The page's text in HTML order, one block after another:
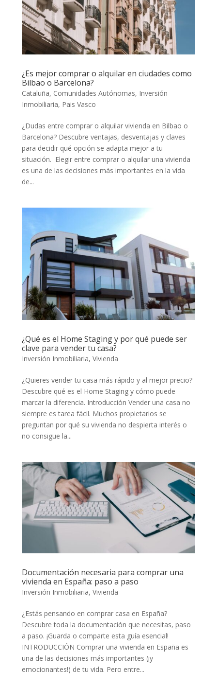
¿Es mejor comprar o alquilar en ciudades como
Bilbao o Barcelona?
Cataluña, Comunidades Autónomas, Inversión
Inmobiliaria, Pais Vasco
¿Dudas entre comprar o alquilar vivienda en Bilbao o
Barcelona? Descubre ventajas, desventajas y claves
para decidir qué opción se adapta mejor a tu
situación. Elegir entre comprar o alquilar una vivienda
es una de las decisiones más importantes en la vida
de...
¿Qué es el Home Staging y por qué puede ser
clave para vender tu casa?
Inversión Inmobiliaria, Vivienda
¿Quieres vender tu casa más rápido y al mejor precio?
Descubre qué es el Home Staging y cómo puede
marcar la diferencia. Introducción Vender una casa no
siempre es tarea fácil. Muchos propietarios se
preguntan por qué su vivienda no despierta interés o
no consigue la...
Documentación necesaria para comprar una
vivienda en España: paso a paso
Inversión Inmobiliaria, Vivienda
¿Estás pensando en comprar casa en España?
Descubre toda la documentación que necesitas, paso
a paso. ¡Guarda o comparte esta guía esencial!
INTRODUCCIÓN Comprar una vivienda en España es
una de las decisiones más importantes (¡y
emocionantes!) de tu vida. Pero entre...